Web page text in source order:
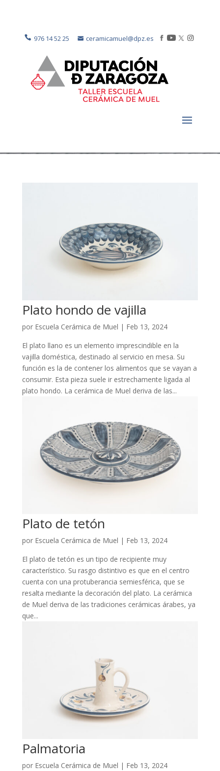
976 14 52 25 ceramicamuel@dpz.es
Plato hondo de vajilla
por Escuela Cerámica de Muel | Feb 13, 2024
El plato llano es un elemento imprescindible en la
vajilla doméstica, destinado al servicio en mesa. Su
función es la de contener los alimentos que se vayan a
consumir. Esta pieza suele ir estrechamente ligada al
plato hondo. La cerámica de Muel deriva de las...
Plato de tetón
por Escuela Cerámica de Muel | Feb 13, 2024
El plato de tetón es un tipo de recipiente muy
característico. Su rasgo distintivo es que en el centro
cuenta con una protuberancia semiesférica, que se
resalta mediante la decoración del plato. La cerámica
de Muel deriva de las tradiciones cerámicas árabes, ya
que...
Palmatoria
por Escuela Cerámica de Muel | Feb 13, 2024